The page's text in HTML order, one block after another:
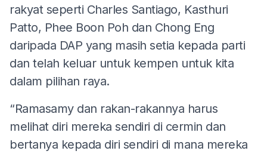
rakyat seperti Charles Santiago, Kasthuri
Patto, Phee Boon Poh dan Chong Eng
daripada DAP yang masih setia kepada parti
dan telah keluar untuk kempen untuk kita
dalam pilihan raya.
“Ramasamy dan rakan-rakannya harus
melihat diri mereka sendiri di cermin dan
bertanya kepada diri sendiri di mana mereka